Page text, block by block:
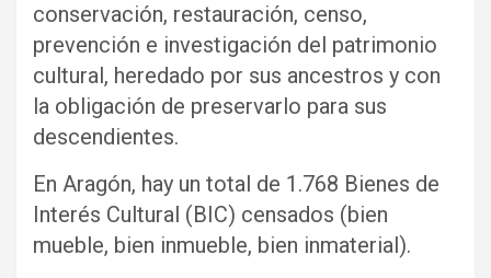
conservación, restauración, censo,
prevención e investigación del patrimonio
cultural, heredado por sus ancestros y con
la obligación de preservarlo para sus
descendientes.
En Aragón, hay un total de 1.768 Bienes de
Interés Cultural (BIC) censados (bien
mueble, bien inmueble, bien inmaterial).